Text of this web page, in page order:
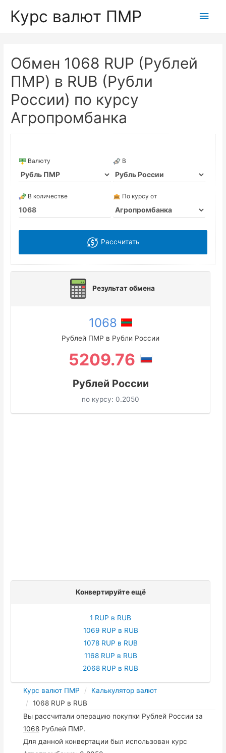
Курс валют ПМР
Обмен 1068 RUP (Рублей
ПМР) в RUB (Рубли
России) по курсу
Агропромбанка
Валюту В
В количестве По курсу от
Рассчитать
Результат обмена
1068
Рублей ПМР в Рубли России
5209.76
Рублей России
по курсу: 0.2050
Конвертируйте ещё
1 RUP в RUB
1069 RUP в RUB
1078 RUP в RUB
1168 RUP в RUB
2068 RUP в RUB
Курс валют ПМР
Калькулятор валют
1068 RUP в RUB
Вы рассчитали операцию покупки Рублей России за
1068 Рублей ПМР.
Для данной конвертации был использован курс